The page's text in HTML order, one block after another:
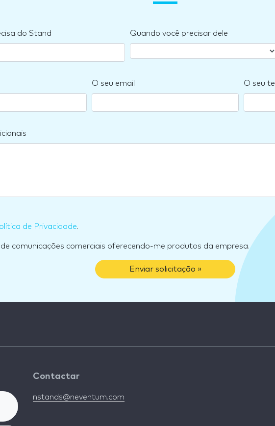
do Stand Quando você precisar dele
O seu email O seu
de Privacidade.
comunicações comerciais oferecendo-me produtos da empresa.
Enviar solicitação »
Contactar
nstands@neventum.com